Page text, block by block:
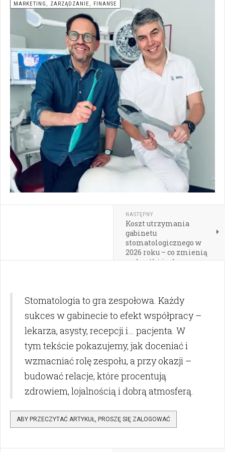
MARKETING, ZARZĄDZANIE, FINANSE
NASTĘPNY
Koszt utrzymania
gabinetu
stomatologicznego w
2026 roku – co zmienią
podwyżki i od czego
Stomatologia to gra zespołowa. Każdy
sukces w gabinecie to efekt współpracy –
lekarza, asysty, recepcji i… pacjenta. W
tym tekście pokazujemy, jak doceniać i
wzmacniać rolę zespołu, a przy okazji –
budować relacje, które procentują
zdrowiem, lojalnością i dobrą atmosferą.
ABY PRZECZYTAĆ ARTYKUŁ, PROSZĘ SIĘ ZALOGOWAĆ